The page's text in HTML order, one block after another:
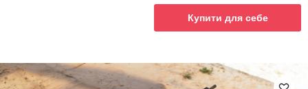
Купити для себе